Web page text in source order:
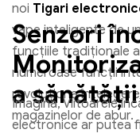
noi Tigari
vape inteligente de
funcțiile tradiționale
numeroase funcții
revoluționa
magazinelor de abur.
Senzori
a sănătății
Imagina, Viitoarele
electronice ar putea